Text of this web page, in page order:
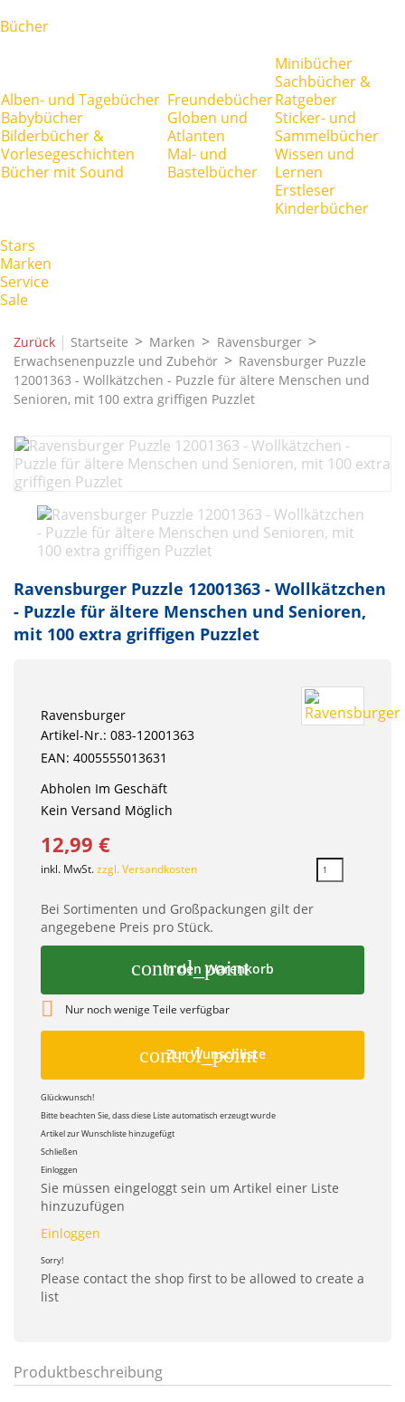
Bücher
Alben- und Tagebücher
Babybücher
Bilderbücher &
Vorlesegeschichten
Bücher mit Sound
Freundebücher
Globen und
Atlanten
Mal- und
Bastelbücher
Minibücher
Sachbücher &
Ratgeber
Sticker- und
Sammelbücher
Wissen und
Lernen
Erstleser
Kinderbücher
Stars
Marken
Service
Sale
Zurück | Startseite Marken
Ravensburger
Erwachsenenpuzzle und Zubehör
Ravensburger Puzzle
12001363 - Wollkätzchen - Puzzle für ältere Menschen und
Senioren, mit 100 extra griffigen Puzzlet
Ravensburger Puzzle 12001363 - Wollkätzchen
- Puzzle für ältere Menschen und Senioren,
mit 100 extra griffigen Puzzlet
Ravensburger
Artikel-Nr.: 083-12001363
EAN: 4005555013631
Abholen Im Geschäft
Kein Versand Möglich
12,99 €
inkl. MwSt.zzgl. Versandkosten
Bei Sortimenten und Großpackungen gilt der
angegebene Preis pro Stück.
control_point
In den Warenkorb
 Nur noch wenige Teile verfügbar
control_point
Zur Wunschliste
Glückwunsch!
Bitte beachten Sie, dass diese Liste automatisch erzeugt wurde
Artikel zur Wunschliste hinzugefügt
Schließen
Einloggen
Sie müssen eingeloggt sein um Artikel einer Liste
hinzuzufügen
Einloggen
Sorry!
Please contact the shop first to be allowed to create a
list
Produktbeschreibung